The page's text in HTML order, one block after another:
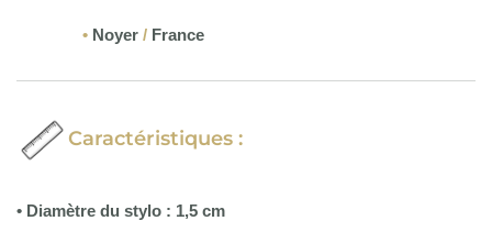
• Noyer / France
Caractéristiques :
• Diamètre du stylo : 1,5 cm